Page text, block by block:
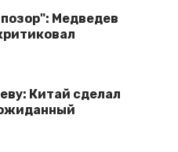
Медведев
Китай сделал